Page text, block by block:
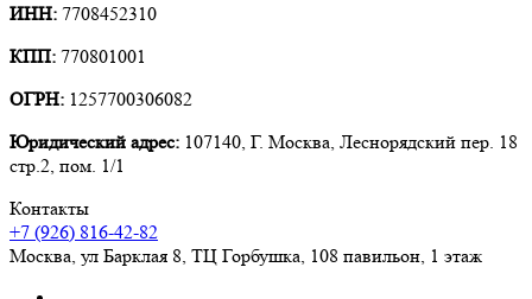
ИНН: 7708452310
КПП: 770801001
ОГРН: 1257700306082
Юридический адрес: 107140, Г. Москва, Леснорядский пер. 18
стр.2, пом. 1/1
Контакты
+7 (926) 816-42-82
Москва, ул Барклая 8, ТЦ Горбушка, 108 павильон, 1 этаж